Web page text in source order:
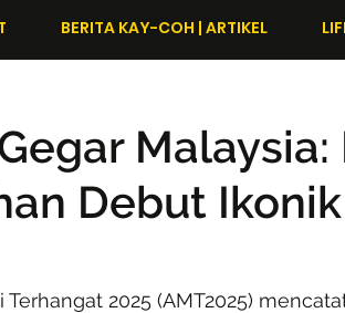
BERITA KAY-COH | ARTIKEL
Malaysia:
Debut
2025 (AMT2025)